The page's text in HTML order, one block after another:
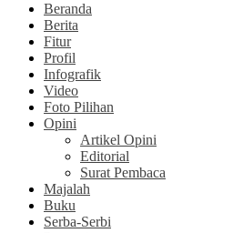
Beranda
Berita
Fitur
Profil
Infografik
Video
Foto Pilihan
Opini
Artikel Opini
Editorial
Surat Pembaca
Majalah
Buku
Serba-Serbi